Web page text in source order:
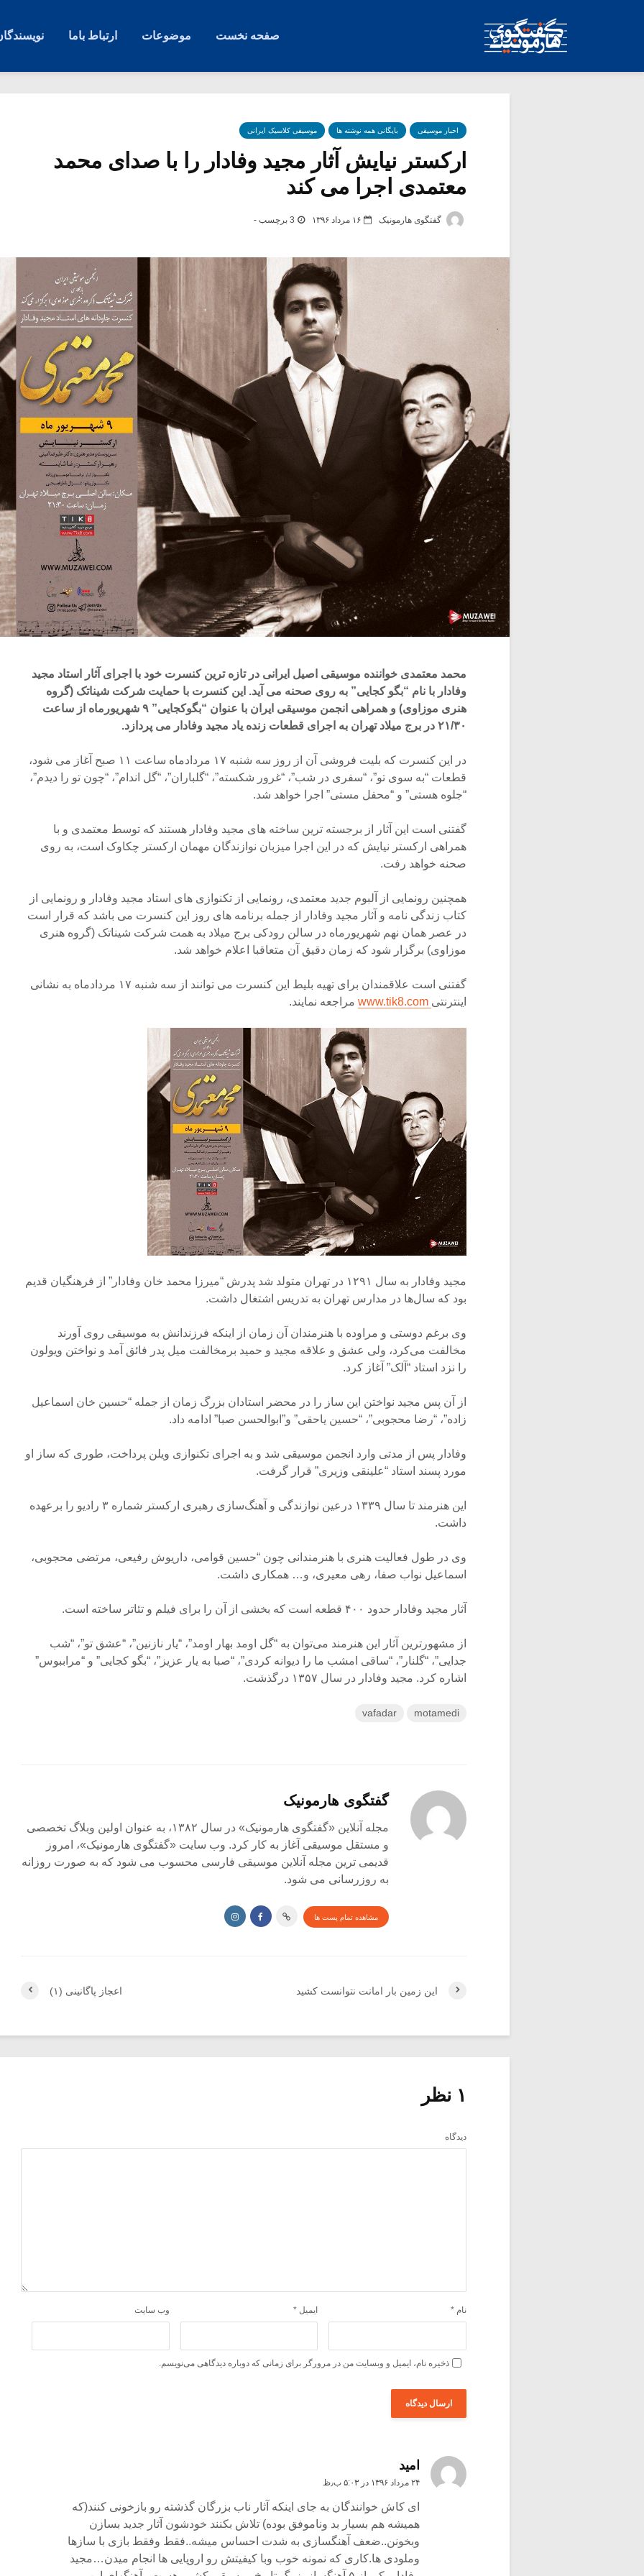
صفحه نخست موضوعات ارتباط باما
اخبار موسیقی بایگانی همه نوشته ها موسیقی کلاسیک ایرانی
ارکستر نیایش آثار مجید وفادار را با صدای محمد
معتمدی اجرا می کند
گفتگوی هارمونیک ۱۶ مرداد ۱۳۹۶ 3 برچسب -
محمد معتمدی خواننده موسیقی اصیل ایرانی در تازه ترین کنسرت خود با اجرای آثار استاد مجید
وفادار با نام “بگو کجایی” به روی صحنه می آید. این کنسرت با حمایت شرکت شیناتک (گروه
هنری موزاوی) و همراهی انجمن موسیقی ایران با عنوان “بگوکجایی” ۹ شهریورماه از ساعت
۲۱/۳۰ در برج میلاد تهران به اجرای قطعات زنده یاد مجید وفادار می پردازد.
در این کنسرت که بلیت فروشی آن از روز سه شنبه ۱۷ مردادماه ساعت ۱۱ صبح آغاز می شود،
قطعات “به سوی تو”، “سفری در شب”، “غرور شکسته”، “گلباران”، “گل اندام”، “چون تو را دیدم”،
“جلوه هستی” و “محفل مستی” اجرا خواهد شد.
گفتنی است این آثار از برجسته ترین ساخته های مجید وفادار هستند که توسط معتمدی و با
همراهی ارکستر نیایش که در این اجرا میزبان نوازندگان مهمان ارکستر چکاوک است، به روی
صحنه خواهد رفت.
همچنین رونمایی از آلبوم جدید معتمدی، رونمایی از تکنوازی های استاد مجید وفادار و رونمایی از
کتاب زندگی نامه و آثار مجید وفادار از جمله برنامه های روز این کنسرت می باشد که قرار است
در عصر همان نهم شهریورماه در سالن رودکی برج میلاد به همت شرکت شیناتک (گروه هنری
موزاوی) برگزار شود که زمان دقیق آن متعاقبا اعلام خواهد شد.
گفتنی است علاقمندان برای تهیه بلیط این کنسرت می توانند از سه شنبه ۱۷ مردادماه به نشانی
اینترنتی
مراجعه نمایند.
مجید وفادار به سال ‪ ۱۲۹۱‬در تهران متولد شد پدرش “میرزا محمد خان وفادار” از فرهنگیان قدیم
بود که سال‌ها در مدارس تهران به تدریس اشتغال داشت.
وی برغم دوستی و مراوده با هنرمندان آن زمان از اینکه فرزندانش به موسیقی روی آورند
مخالفت می‌کرد، ولی عشق و علاقه مجید و حمید برمخالفت میل پدر فائق آمد و نواختن ویولون
را نزد استاد “آلک” آغاز کرد.
از آن پس مجید نواختن این ساز را در محضر استادان بزرگ زمان از جمله “حسین خان اسماعیل
زاده”، “رضا محجوبی”، “حسین یاحقی” و”ابوالحسن صبا” ادامه داد.
وفادار پس از مدتی وارد انجمن موسیقی شد و به اجرای تکنوازی ویلن پرداخت، طوری که ساز او
مورد پسند استاد “علینقی وزیری” قرار گرفت.
این هنرمند تا سال ‪ ۱۳۳۹‬درعین نوازندگی و آهنگ‌سازی رهبری ارکستر شماره ‪ ۳‬رادیو را برعهده
داشت.
وی در طول فعالیت هنری با هنرمندانی چون “حسین قوامی، داریوش رفیعی، مرتضی محجوبی،
اسماعیل نواب صفا، رهی معیری، و… همکاری داشت.
آثار مجید وفادار حدود ‪ ۴۰۰‬قطعه است که بخشی از آن را برای فیلم و تئاتر ساخته است.
از مشهورترین آثار این هنرمند می‌توان به “گل اومد بهار اومد”، “یار نازنین”، “عشق تو”، “شب
جدایی”، “گلنار”، “ساقی امشب ما را دیوانه کردی”، “صبا به یار عزیز”، “بگو کجایی” و “مراببوس”
اشاره کرد. مجید وفادار در سال ‪ ۱۳۵۷‬درگذشت.
motamedi
vafadar
گفتگوی هارمونیک
مجله آنلاین «گفتگوی هارمونیک» در سال ۱۳۸۲، به عنوان اولین وبلاگ تخصصی
و مستقل موسیقی آغاز به کار کرد. وب سایت «گفتگوی هارمونیک»، امروز
قدیمی ترین مجله آنلاین موسیقی فارسی محسوب می شود که به صورت روزانه
به روزرسانی می شود.
مشاهده تمام پست ها
اعجاز پاگانینی (۱) این زمین بار امانت نتوانست کشید
۱ نظر
دیدگاه
نام * ایمیل * وب‌ سایت
ذخیره نام، ایمیل و وبسایت من در مرورگر برای زمانی که دوباره دیدگاهی می‌نویسم.
امید
۲۴ مرداد ۱۳۹۶ در ۵:۰۳ ب٫ظ
ای کاش خوانندگان به جای اینکه آثار ناب بزرگان گذشته رو بازخونی کنند(که
همیشه هم بسیار بد وناموفق بوده) تلاش بکنند خودشون آثار جدید بسازن
وبخونن..ضعف آهنگسازی به شدت احساس میشه..فقط وفقط بازی با سازها
وملودی ها.کاری که نمونه خوب وبا کیفیتش رو اروپایی ها انجام میدن…مجید